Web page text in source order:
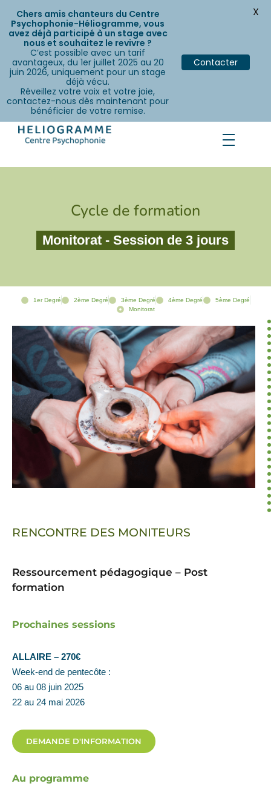
Cycle de formation
Monitorat - Session de 3 jours
1er Degré 2ème Degré 3ème Degré 4ème Degré
5ème Degré
Monitorat
RENCONTRE DES MONITEURS
Ressourcement pédagogique – Post
formation
Prochaines sessions
ALLAIRE – 270€
Week-end de pentecôte :
06 au 08 juin 2025
22 au 24 mai 2026
DEMANDE D'INFORMATION
Au programme
Chers amis chanteurs du Centre
Psychophonie-Héliogramme, vous
avez déjà participé à un stage avec
nous et souhaitez le revivre ?
C’est possible avec un tarif
avantageux, du 1er juillet 2025 au 20
juin 2026, uniquement pour un stage
déjà vécu.
Réveillez votre voix et votre joie,
contactez-nous dès maintenant pour
bénéficier de votre remise.
Contacter
X